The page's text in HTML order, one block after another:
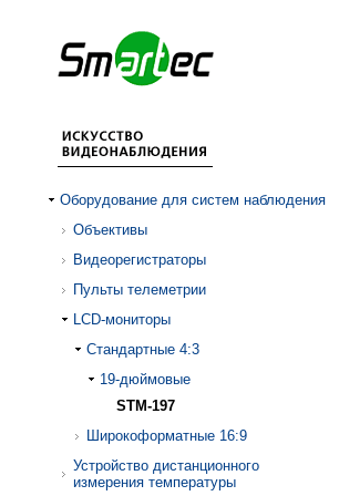
Оборудование для систем наблюдения
Объективы
Видеорегистраторы
Пульты телеметрии
LCD-мониторы
Стандартные 4:3
19-дюймовые
STM-197
Широкоформатные 16:9
Устройство дистанционного
измерения температуры